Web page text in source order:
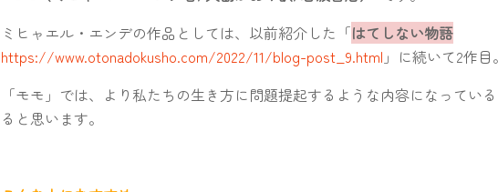
ミヒャエル・エンデの作品としては、以前紹介した「はてしない物語
https://www.otonadokusho.com/2022/11/blog-post_9.html 」に続いて2作目。
「モモ」では、より私たちの生き方に問題提起するような内容になってい
ると思います。